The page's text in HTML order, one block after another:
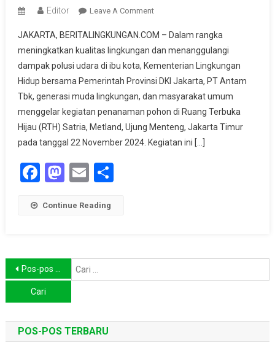
Editor Leave A CommentOn
Tanam
Pohon
Di
Jakarta,
Upaya
Kolektif
Untuk
Lingkungan
JAKARTA, BERITALINGKUNGAN.COM – Dalam rangka
meningkatkan kualitas lingkungan dan menanggulangi
dampak polusi udara di ibu kota, Kementerian Lingkungan
Hidup bersama Pemerintah Provinsi DKI Jakarta, PT Antam
Tbk, generasi muda lingkungan, dan masyarakat umum
menggelar kegiatan penanaman pohon di Ruang Terbuka
Hijau (RTH) Satria, Metland, Ujung Menteng, Jakarta Timur
pada tanggal 22 November 2024. Kegiatan ini […]
Facebook
Mastodon
EmailShare
Continue Reading
Navigasi
pos
Pos-pos lama
POS-POS TERBARU